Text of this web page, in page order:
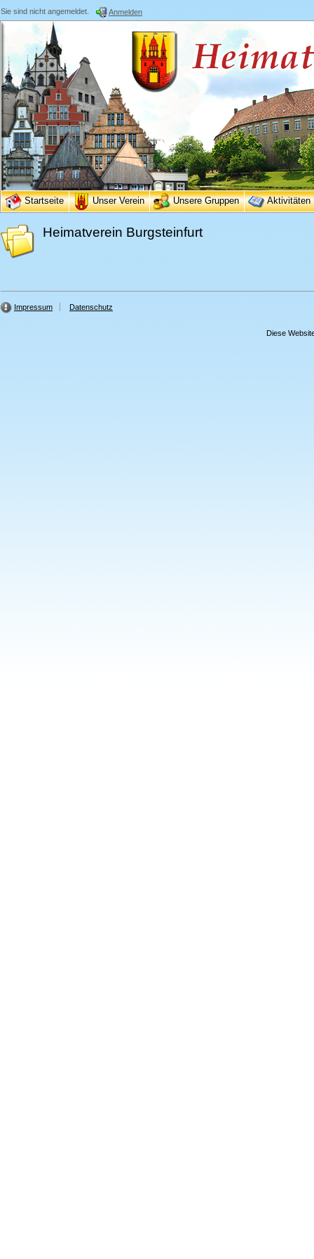
Sie sind nicht angemeldet. Anmelden
Startseite Unser Verein Unsere Gruppen Aktivitäten
Heimatverein Burgsteinfurt
Impressum Datenschutz
Diese